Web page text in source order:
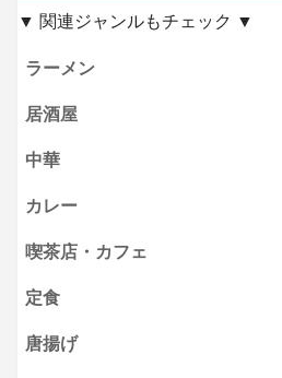
▼ 関連ジャンルもチェック ▼
ラーメン
居酒屋
中華
カレー
喫茶店・カフェ
定食
唐揚げ